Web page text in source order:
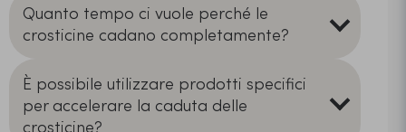
Quanto tempo ci vuole perché le
crosticine cadano completamente?
È possibile utilizzare prodotti specifici
per accelerare la caduta delle
crosticine?